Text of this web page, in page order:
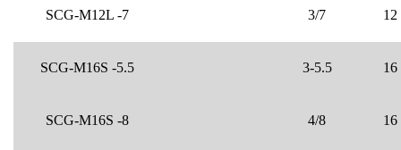
SCG-M12L -7 3/7 12
SCG-M16S -5.5 3-5.5 16
SCG-M16S -8 4/8 16